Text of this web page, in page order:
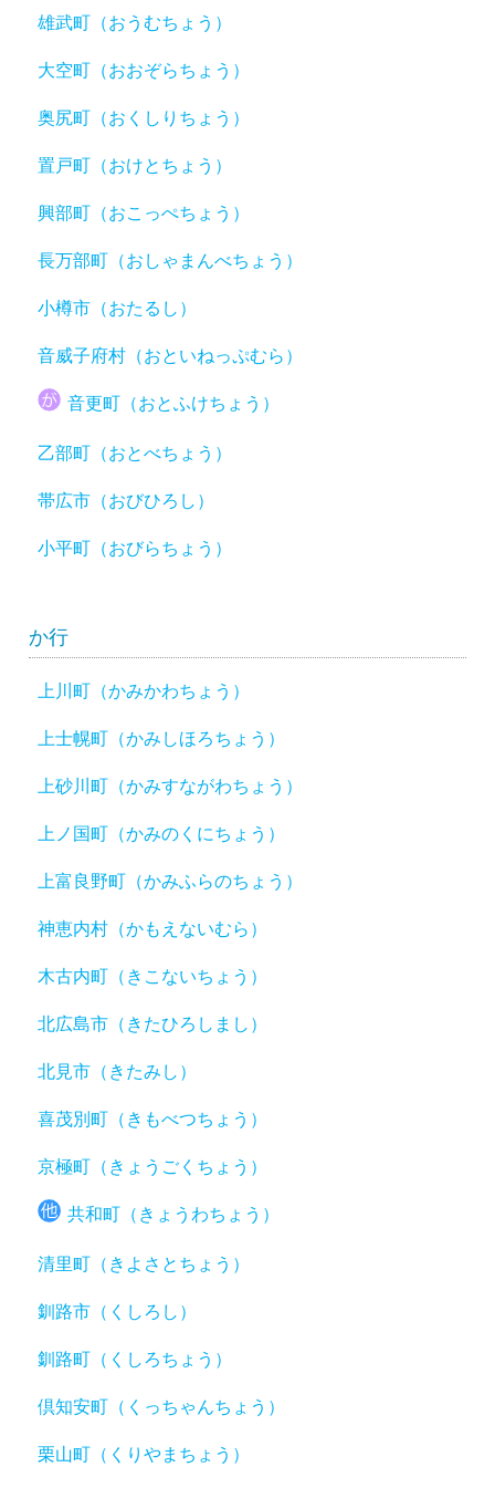
雄武町（おうむちょう）
大空町（おおぞらちょう）
奥尻町（おくしりちょう）
置戸町（おけとちょう）
興部町（おこっぺちょう）
長万部町（おしゃまんべちょう）
小樽市（おたるし）
音威子府村（おといねっぷむら）
音更町（おとふけちょう）
乙部町（おとべちょう）
帯広市（おびひろし）
小平町（おびらちょう）
か行
上川町（かみかわちょう）
上士幌町（かみしほろちょう）
上砂川町（かみすながわちょう）
上ノ国町（かみのくにちょう）
上富良野町（かみふらのちょう）
神恵内村（かもえないむら）
木古内町（きこないちょう）
北広島市（きたひろしまし）
北見市（きたみし）
喜茂別町（きもべつちょう）
京極町（きょうごくちょう）
共和町（きょうわちょう）
清里町（きよさとちょう）
釧路市（くしろし）
釧路町（くしろちょう）
倶知安町（くっちゃんちょう）
栗山町（くりやまちょう）